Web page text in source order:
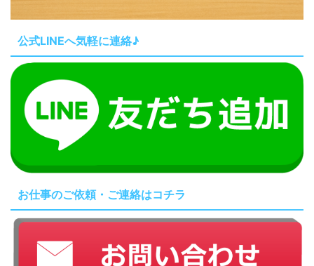
公式LINEへ気軽に連絡♪
お仕事のご依頼・ご連絡はコチラ